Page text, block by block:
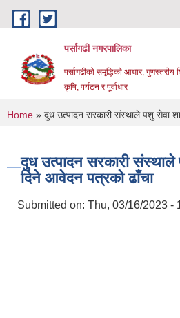
Skip to main content
पर्सागढी नगरपालिका
पर्सागढीको समृद्धिको आधार, गुणस्तरीय
कृषि, पर्यटन र पूर्वाधार
You are here
Home » दुध उत्पादन सरकारी संस्थाले पशु सेवा
दुध उत्पादन सरकारी संस्थाले
दिने आवेदन पत्रको ढाँचा
Submitted on: Thu, 03/16/2023 -